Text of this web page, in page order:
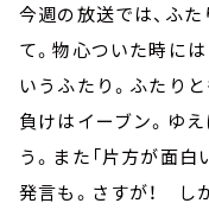
今週の放送では、ふ
て。物心ついた時に
いうふたり。ふたり
負けはイーブン。ゆ
う。また「片方が面
発言も。さすが！ し